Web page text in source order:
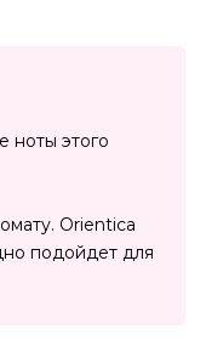
ноты этого
Orientica
подойдет для